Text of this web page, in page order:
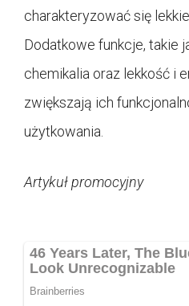
charakteryzować się
Dodatkowe funkcje, takie
chemikalia oraz lekkość i
zwiększają ich
użytkowania.
Artykuł promocyjny